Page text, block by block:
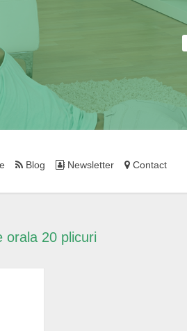
Blog Newsletter Contact
orala 20 plicuri